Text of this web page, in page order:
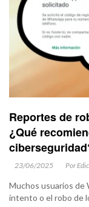
Reportes de
¿Qué
23/06/2025 Por
Muchos usuarios de
intento o el robo de